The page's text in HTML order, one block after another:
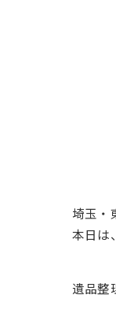
埼玉・
本日は
遺品整